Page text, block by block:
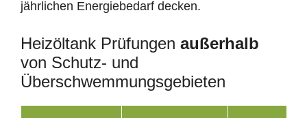
jährlichen Energiebedarf decken.
Heizöltank Prüfungen außerhalb
von Schutz- und
Überschwemmungsgebieten